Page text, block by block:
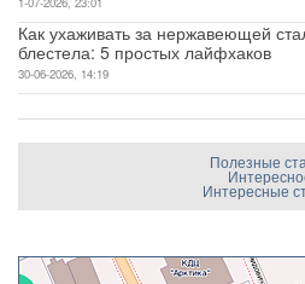
Как ухаживать за нержавеющей
блестела: 5 простых лайфхаков
30-06-2026, 14:19
Полезные
Интересные